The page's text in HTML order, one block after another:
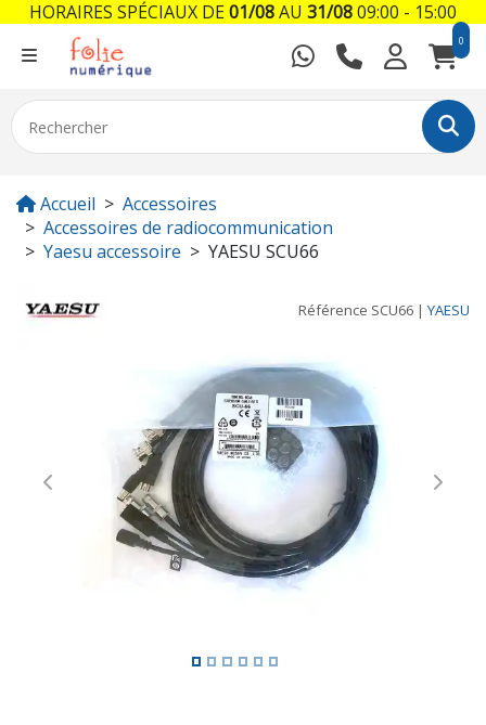
0
Accueil
Accessoires
Accessoires de radiocommunication
Yaesu accessoire
YAESU SCU66
Référence SCU66 | YAESU
Previous Next
HORAIRES SPÉCIAUX DE01/08AU 31/0809:00 - 15:00